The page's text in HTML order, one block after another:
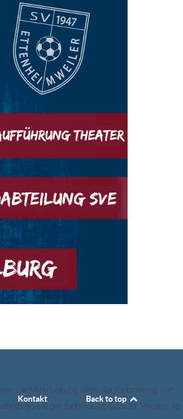
Kontakt Back to top
Die Verarbeitung dient der Einbindung von
sowie der Einbindung sozialer Medien. Je